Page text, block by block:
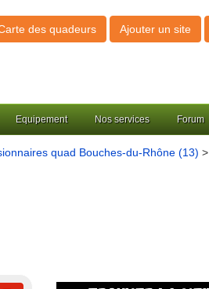
des quadeurs Ajouter un site
Equipement Nos services Forum
quad Bouches-du-Rhône (13) >